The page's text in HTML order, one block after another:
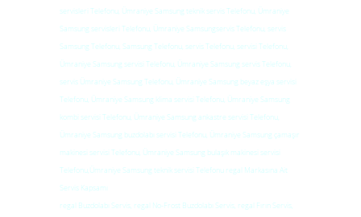
servisleri Telefonu, Ümraniye Samsung teknik servis Telefonu, Ümraniye
Samsung servisleri Telefonu, Ümraniye Samsungservis Telefonu, servis
Samsung Telefonu, Samsung Telefonu, servis Telefonu, servisi Telefonu,
Ümraniye Samsung servisi Telefonu, Ümraniye Samsung servis Telefonu,
servis Ümraniye Samsung Telefonu, Ümraniye Samsung beyaz eşya servisi
Telefonu, Ümraniye Samsung klima servisi Telefonu, Ümraniye Samsung
kombi servisi Telefonu, Ümraniye Samsung ankastre servisi Telefonu,
Ümraniye Samsung buzdolabı servisi Telefonu, Ümraniye Samsung çamaşır
makinesi servisi Telefonu, Ümraniye Samsung bulaşık makinesi servisi
Telefonu,Ümraniye Samsung teknik servisi Telefonu regal Markasına Ait
Servis Kapsamı
regal Buzdolabı Servis, regal No-Frost Buzdolabı Servis, regal Fırın Servis,